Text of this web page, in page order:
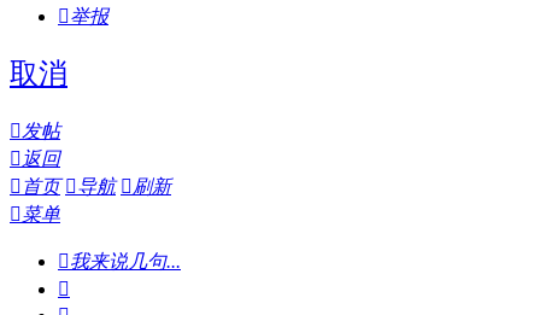
举报
取消
发帖
 返回
 首页 导航 刷新
菜单
我来说几句...
